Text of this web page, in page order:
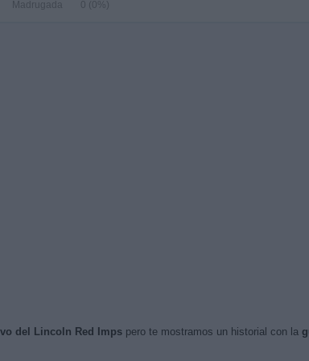
Madrugada
0 (0%)
del Lincoln Red Impspero te mostramos un historial con la